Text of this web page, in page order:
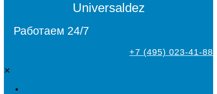
Universaldez
Работаем 24/7
+7 (495) 023-41-88
✕